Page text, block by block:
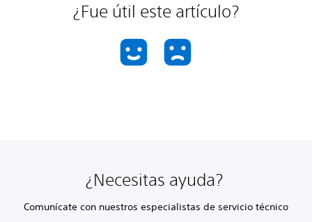
¿Fue útil este artículo?
¿Necesitas ayuda?
Comunícate con nuestros especialistas de servicio técnico